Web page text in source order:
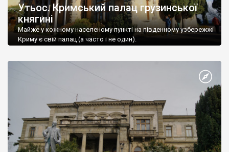
Утьос. Кримський палац грузинської
княгині
Майже у кожному населеному пункті на південному узбережжі
Криму є свій палац (а часто і не один).